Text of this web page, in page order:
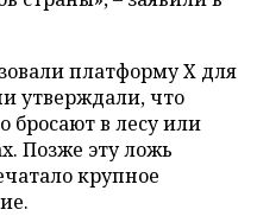
платформу X для
утверждали, что
бросают в лесу или
Позже эту ложь
крупное